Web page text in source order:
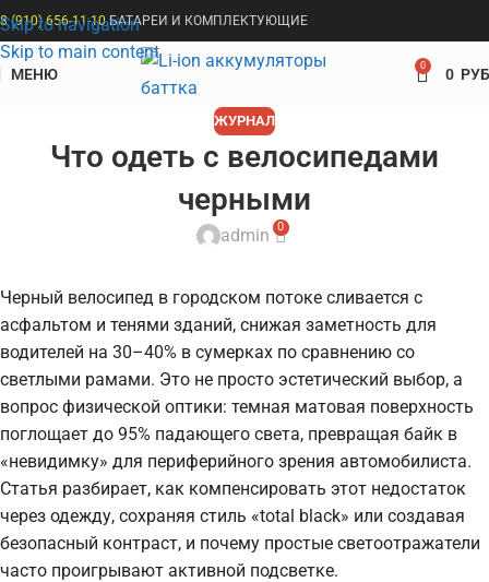
Skip to navigation
Skip to main content
8 (910) 656-11-10БАТАРЕИ И КОМПЛЕКТУЮЩИЕ
МЕНЮ 0 0
ЖУРНАЛ
Что одеть с велосипедами
черными
admin 0
Черный велосипед в городском потоке сливается с
асфальтом и тенями зданий, снижая заметность для
водителей на 30–40% в сумерках по сравнению со
светлыми рамами. Это не просто эстетический выбор, а
вопрос физической оптики: темная матовая поверхность
поглощает до 95% падающего света, превращая байк в
«невидимку» для периферийного зрения автомобилиста.
Статья разбирает, как компенсировать этот недостаток
через одежду, сохраняя стиль «total black» или создавая
безопасный контраст, и почему простые светоотражатели
часто проигрывают активной подсветке.